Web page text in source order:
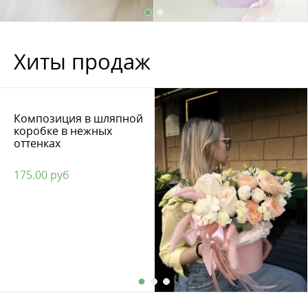
Хиты продаж
Композиция в шляпной
коробке в нежных
оттенках
175.00 руб